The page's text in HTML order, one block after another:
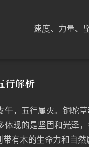
速度、力量、
行解析
午，五行属火。铜驼草
体现的是坚固和光泽
带有木的生命力和自然